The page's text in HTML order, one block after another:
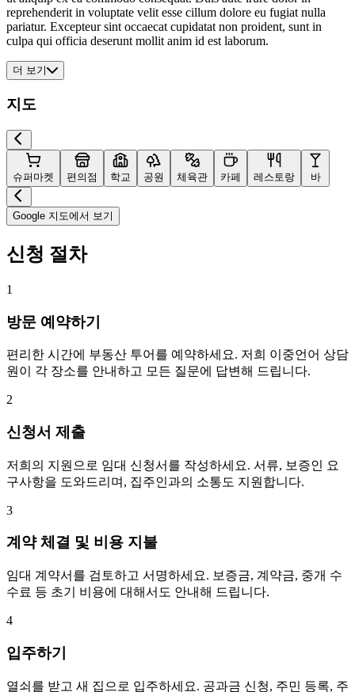
reprehenderit in voluptate velit esse cillum dolore eu fugiat nulla
pariatur. Excepteur sint occaecat cupidatat non proident, sunt in
culpa qui officia deserunt mollit anim id est laborum.
더 보기
지도
슈퍼마켓 편의점 학교 공원 체육관 카페 레스토랑 바
Google 지도에서 보기
신청 절차
1
방문 예약하기
편리한 시간에 부동산 투어를 예약하세요. 저희 이중언어 상담
원이 각 장소를 안내하고 모든 질문에 답변해 드립니다.
2
신청서 제출
저희의 지원으로 임대 신청서를 작성하세요. 서류, 보증인 요
구사항을 도와드리며, 집주인과의 소통도 지원합니다.
3
계약 체결 및 비용 지불
임대 계약서를 검토하고 서명하세요. 보증금, 계약금, 중개 수
수료 등 초기 비용에 대해서도 안내해 드립니다.
4
입주하기
열쇠를 받고 새 집으로 입주하세요. 공과금 신청, 주민 등록, 주